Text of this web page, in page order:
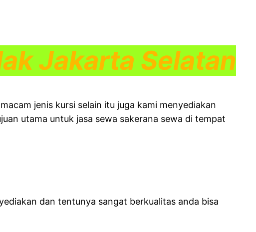
Jakarta Selatan
jenis kursi selain itu juga kami menyediakan
utama untuk jasa sewa sakerana sewa di tempat
dan tentunya sangat berkualitas anda bisa